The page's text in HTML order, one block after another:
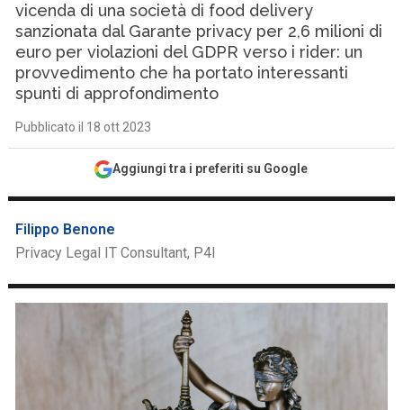
vicenda di una società di food delivery
sanzionata dal Garante privacy per 2,6 milioni di
euro per violazioni del GDPR verso i rider: un
provvedimento che ha portato interessanti
spunti di approfondimento
Pubblicato il 18 ott 2023
Aggiungi tra i preferiti su Google
Filippo Benone
Privacy Legal IT Consultant, P4I